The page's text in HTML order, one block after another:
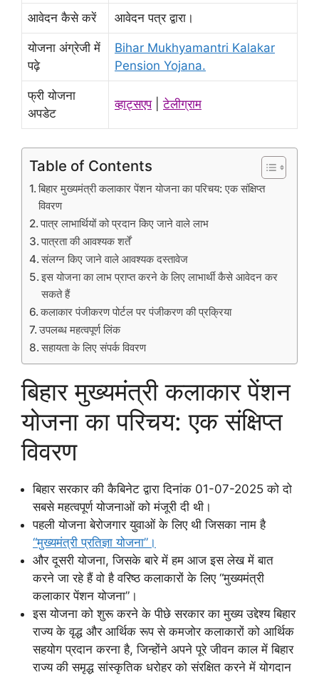
आवेदन कैसे करें आवेदन पत्र द्वारा।
योजना अंग्रेजी में
पढ़े
Bihar Mukhyamantri Kalakar
Pension Yojana.
फ्री योजना
अपडेट
व्हाट्सएप|टेलीग्राम
Table of Contents
बिहार मुख्यमंत्री कलाकार पेंशन योजना का परिचय: एक संक्षिप्त
विवरण
पात्र लाभार्थियों को प्रदान किए जाने वाले लाभ
पात्रता की आवश्यक शर्तें
संलग्न किए जाने वाले आवश्यक दस्तावेज
इस योजना का लाभ प्राप्त करने के लिए लाभार्थी कैसे आवेदन कर
सकते हैं
कलाकार पंजीकरण पोर्टल पर पंजीकरण की प्रक्रिया
उपलब्ध महत्वपूर्ण लिंक
सहायता के लिए संपर्क विवरण
बिहार मुख्यमंत्री कलाकार पेंशन
योजना का परिचय: एक संक्षिप्त
विवरण
बिहार सरकार की कैबिनेट द्वारा दिनांक 01-07-2025 को दो
सबसे महत्वपूर्ण योजनाओं को मंजूरी दी थी।
पहली योजना बेरोजगार युवाओं के लिए थी जिसका नाम है
“मुख्यमंत्री प्रतिज्ञा योजना”।
और दूसरी योजना, जिसके बारे में हम आज इस लेख में बात
करने जा रहे हैं वो है वरिष्ठ कलाकारों के लिए “मुख्यमंत्री
कलाकार पेंशन योजना”।
इस योजना को शुरू करने के पीछे सरकार का मुख्य उद्देश्य बिहार
राज्य के वृद्ध और आर्थिक रूप से कमजोर कलाकारों को आर्थिक
सहयोग प्रदान करना है, जिन्होंने अपने पूरे जीवन काल में बिहार
राज्य की समृद्ध सांस्कृतिक धरोहर को संरक्षित करने में योगदान